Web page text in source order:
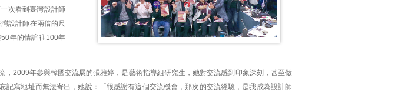
次看到臺灣設計師
設計師在兩倍的尺
年的情誼往100年
，2009年參與韓國交流展的張雅婷，是藝術指導組研究生，她對交流感到印象深刻，甚至做
記寫地址而無法寄出，她說：「很感謝有這個交流機會，那次的交流經驗，是我成為設計師